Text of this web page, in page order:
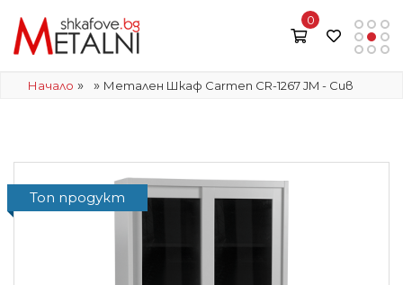
0
Начало » » Метален Шкаф Carmen CR-1267 JM - Сив
Топ продукт